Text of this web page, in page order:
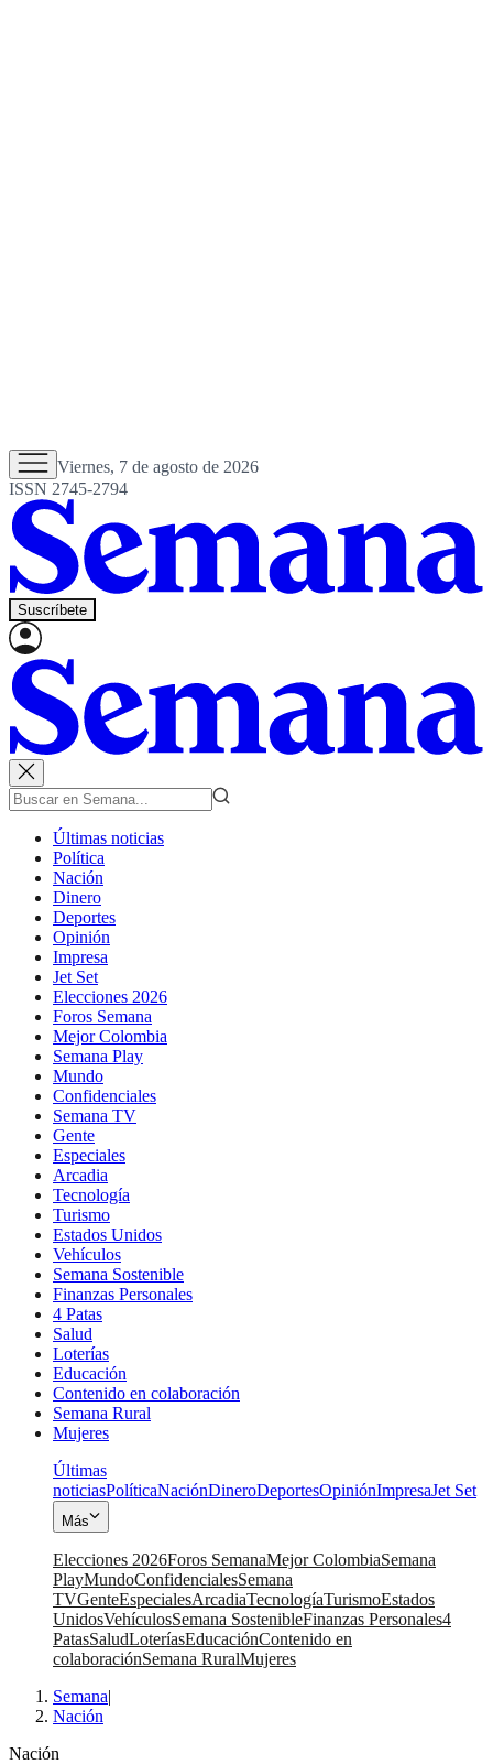
Viernes, 7 de agosto de 2026
ISSN 2745-2794
Suscríbete
Últimas noticias
Política
Nación
Dinero
Deportes
Opinión
Impresa
Jet Set
Elecciones 2026
Foros Semana
Mejor Colombia
Semana Play
Mundo
Confidenciales
Semana TV
Gente
Especiales
Arcadia
Tecnología
Turismo
Estados Unidos
Vehículos
Semana Sostenible
Finanzas Personales
4 Patas
Salud
Loterías
Educación
Contenido en colaboración
Semana Rural
Mujeres
Últimas
noticiasPolíticaNaciónDineroDeportesOpiniónImpresaJet Set
Más
Elecciones 2026Foros SemanaMejor ColombiaSemana
PlayMundoConfidencialesSemana
TVGenteEspecialesArcadiaTecnologíaTurismoEstados
UnidosVehículosSemana SostenibleFinanzas Personales4
PatasSaludLoteríasEducaciónContenido en
colaboraciónSemana RuralMujeres
Semana|
Nación
Nación